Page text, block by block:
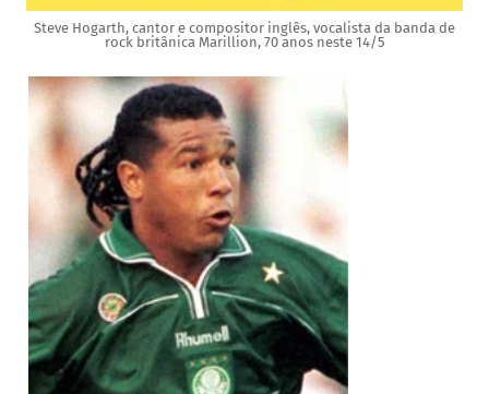
Steve Hogarth, cantor e compositor inglês, vocalista da banda de
rock britânica Marillion, 70 anos neste 14/5